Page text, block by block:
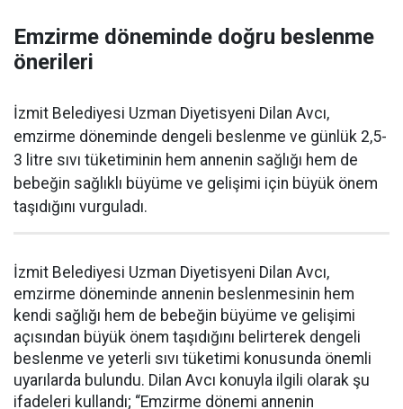
Emzirme döneminde doğru beslenme
önerileri
İzmit Belediyesi Uzman Diyetisyeni Dilan Avcı,
emzirme döneminde dengeli beslenme ve günlük 2,5-
3 litre sıvı tüketiminin hem annenin sağlığı hem de
bebeğin sağlıklı büyüme ve gelişimi için büyük önem
taşıdığını vurguladı.
İzmit Belediyesi Uzman Diyetisyeni Dilan Avcı,
emzirme döneminde annenin beslenmesinin hem
kendi sağlığı hem de bebeğin büyüme ve gelişimi
açısından büyük önem taşıdığını belirterek dengeli
beslenme ve yeterli sıvı tüketimi konusunda önemli
uyarılarda bulundu. Dilan Avcı konuyla ilgili olarak şu
ifadeleri kullandı; “Emzirme dönemi annenin